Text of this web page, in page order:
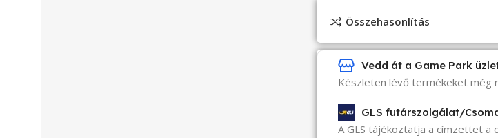
Összehasonlítás
Vedd át a Game Park
Készleten lévő termékeket még
GLS futárszolgálat/
A GLS tájékoztatja a címzettet a